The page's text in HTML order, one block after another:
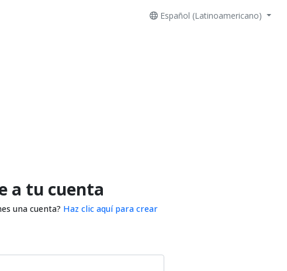
Español (Latinoamericano)
a tu cuenta
una cuenta? Haz clic aquí para crear